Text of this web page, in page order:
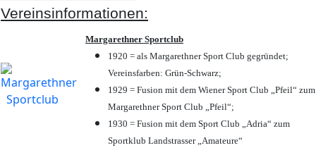
Vereinsinformationen:
Margarethner Sportclub
1920 = als Margarethner Sport Club gegründet;
Vereinsfarben: Grün-Schwarz;
1929 = Fusion mit dem Wiener Sport Club „Pfeil“ zum
Margarethner Sport Club „Pfeil“;
1930 = Fusion mit dem Sport Club „Adria“ zum
Sportklub Landstrasser „Amateure“